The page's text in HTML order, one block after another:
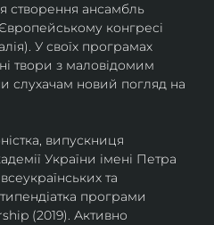
створення ансамбль
Європейському конгресі
У своїх програмах
твори з маловідомим
слухачам новий погляд на
випускниця
України імені Петра
та
програми
(2019). Активно